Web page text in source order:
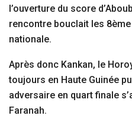
l’ouverture du score
rencontre bouclait les
nationale.
Après donc Kankan, le
toujours en Haute Guinée
adversaire en quart finale
Faranah.